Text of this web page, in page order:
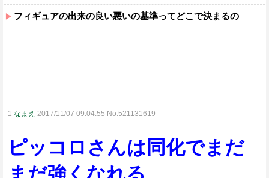
フィギュアの出来の良い悪いの基準ってどこで決まるの
1 なまえ 2017/11/07 09:04:55 No.521131619
ピッコロさんは同化でまだ